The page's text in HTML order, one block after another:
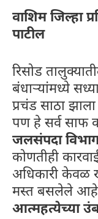
वाशिम जिल्हा
पाटील
रिसोड
बंधाऱ्यांमध्ये
प्रचंड साठा
पण हे सर्व साफ
जलसंपदा
कोणतीही
अधिकारी केवळ
मस्त बसलेले
आत्महत्येच्या